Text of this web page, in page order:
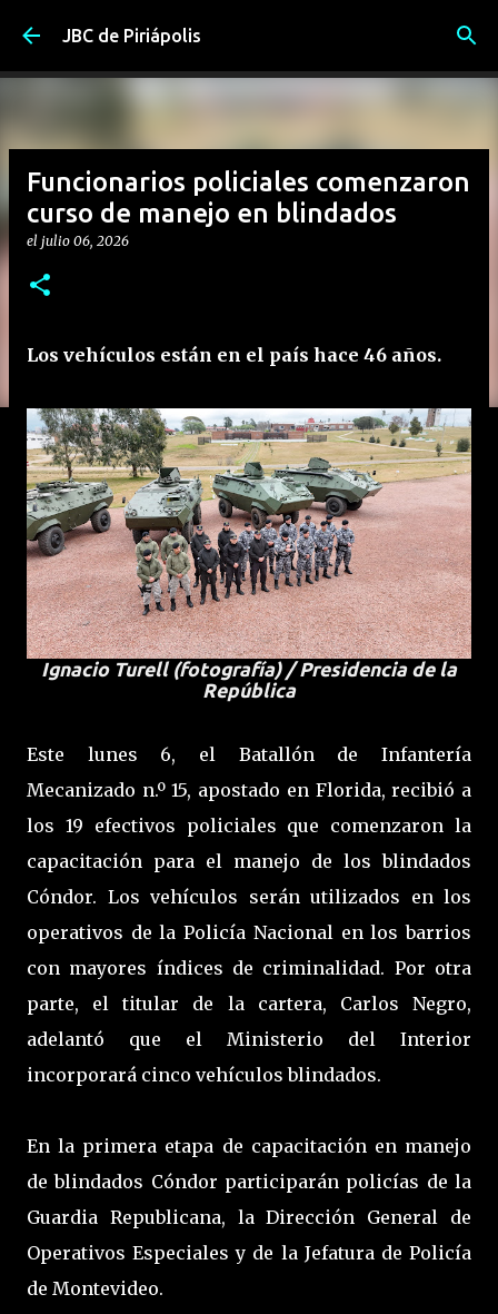
Ir al contenido principal
JBC de Piriápolis
Funcionarios policiales comenzaron
curso de manejo en blindados
el julio 06, 2026
Los vehículos están en el país hace 46 años.
Ignacio Turell (fotografía) / Presidencia de la
República
Este lunes 6, el Batallón de Infantería
Mecanizado n.º 15, apostado en Florida, recibió a
los 19 efectivos policiales que comenzaron la
capacitación para el manejo de los blindados
Cóndor. Los vehículos serán utilizados en los
operativos de la Policía Nacional en los barrios
con mayores índices de criminalidad. Por otra
parte, el titular de la cartera, Carlos Negro,
adelantó que el Ministerio del Interior
incorporará cinco vehículos blindados.
En la primera etapa de capacitación en manejo
de blindados Cóndor participarán policías de la
Guardia Republicana, la Dirección General de
Operativos Especiales y de la Jefatura de Policía
de Montevideo.